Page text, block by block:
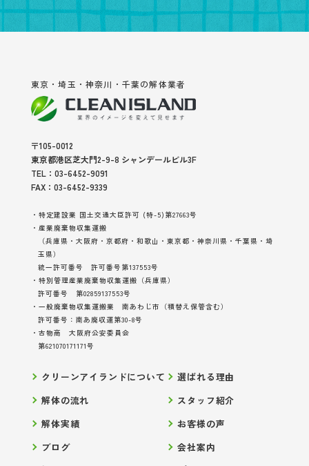
東京・埼玉・神奈川・千葉の解体業者
〒105-0012
東京都港区芝大門2-9-8 シャンデールビル3F
TEL：03-6452-9091
FAX：03-6452-9339
・特定建設業 国土交通大臣許可 (特-5)第27663号
・産業廃棄物収集運搬
（兵庫県・大阪府・京都府・和歌山・東京都・神奈川県・千葉県・埼
玉県）
統一許可番号 許可番号第137553号
・特別管理産業廃棄物収集運搬（兵庫県）
許可番号 第02859137553号
・一般廃棄物収集運搬業 南あわじ市（積替え保管含む）
許可番号：南あ廃収運第30-8号
・古物商 大阪府公安委員会
第621070171171号
クリーンアイランドについて
選ばれる理由
解体の流れ
スタッフ紹介
解体実績
お客様の声
ブログ
会社案内